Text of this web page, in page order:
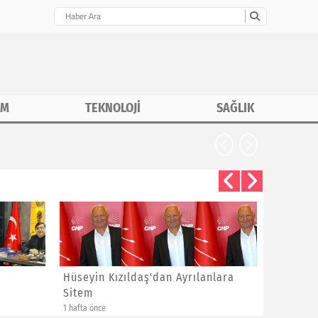
TEKNOLOJİ SAĞLIK
Hüseyin Kızıldaş'dan Ayrılanlara
Sitem
1 hafta önce